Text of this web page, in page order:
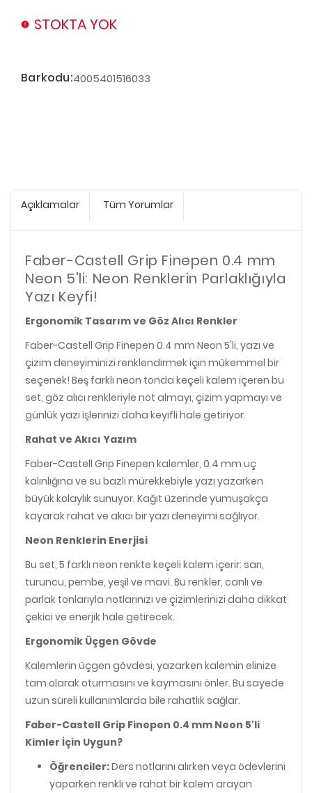
STOKTA YOK
Barkodu:4005401516033
Açıklamalar Tüm Yorumlar
Faber-Castell Grip Finepen 0.4 mm
Neon 5'li: Neon Renklerin Parlaklığıyla
Yazı Keyfi!
Ergonomik Tasarım ve Göz Alıcı Renkler
Faber-Castell Grip Finepen 0.4 mm Neon 5'li, yazı ve
çizim deneyiminizi renklendirmek için mükemmel bir
seçenek! Beş farklı neon tonda keçeli kalem içeren bu
set, göz alıcı renkleriyle not almayı, çizim yapmayı ve
günlük yazı işlerinizi daha keyifli hale getiriyor.
Rahat ve Akıcı Yazım
Faber-Castell Grip Finepen kalemler, 0.4 mm uç
kalınlığına ve su bazlı mürekkebiyle yazı yazarken
büyük kolaylık sunuyor. Kağıt üzerinde yumuşakça
kayarak rahat ve akıcı bir yazı deneyimi sağlıyor.
Neon Renklerin Enerjisi
Bu set, 5 farklı neon renkte keçeli kalem içerir: sarı,
turuncu, pembe, yeşil ve mavi. Bu renkler, canlı ve
parlak tonlarıyla notlarınızı ve çizimlerinizi daha dikkat
çekici ve enerjik hale getirecek.
Ergonomik Üçgen Gövde
Kalemlerin üçgen gövdesi, yazarken kalemin elinize
tam olarak oturmasını ve kaymasını önler. Bu sayede
uzun süreli kullanımlarda bile rahatlık sağlar.
Faber-Castell Grip Finepen 0.4 mm Neon 5'li
Kimler İçin Uygun?
Öğrenciler:Ders notlarını alırken veya ödevlerini
yaparken renkli ve rahat bir kalem arayan